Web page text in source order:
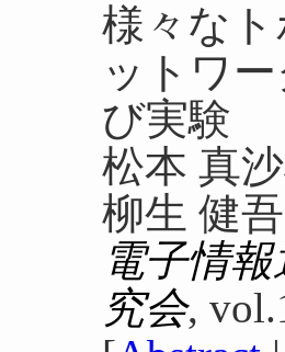
様々な
ットワ
び実験
松本 真
柳生 健吾
電子情
究会,